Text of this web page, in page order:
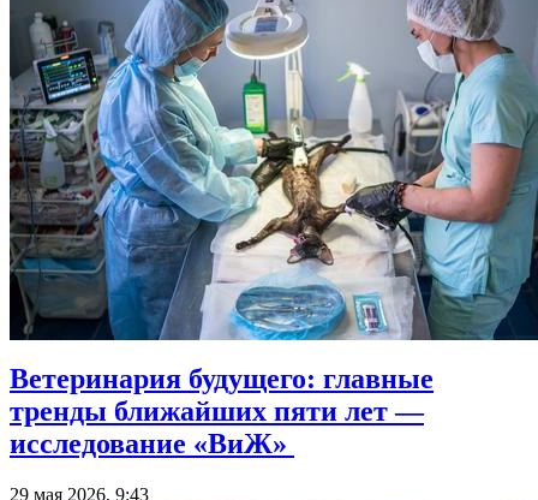
Ветеринария будущего: главные
тренды ближайших пяти лет —
исследование «ВиЖ»
29 мая 2026, 9:43